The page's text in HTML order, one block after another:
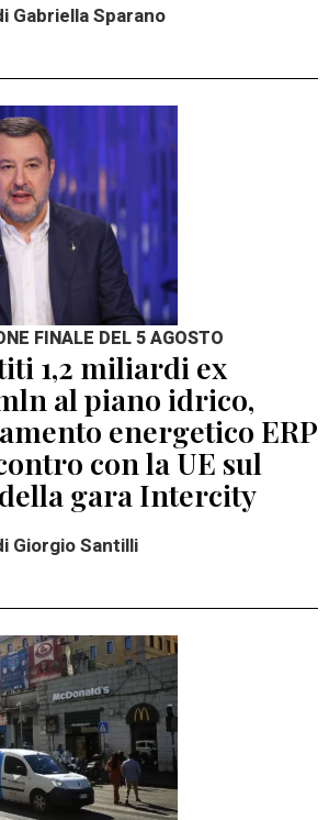
Gabriella Sparano
FINALE DEL 5 AGOSTO
1,2 miliardi ex
al piano idrico,
energetico ERP
con la UE sul
gara Intercity
Giorgio Santilli